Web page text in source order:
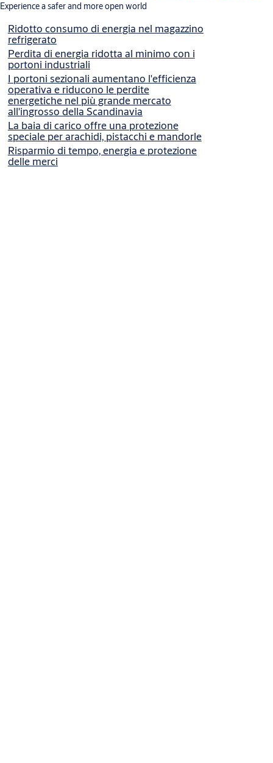
Experience a safer and more open world
Ridotto consumo di energia nel magazzino
refrigerato
Perdita di energia ridotta al minimo con i
portoni industriali
I portoni sezionali aumentano l'efficienza
operativa e riducono le perdite
energetiche nel più grande mercato
all'ingrosso della Scandinavia
La baia di carico offre una protezione
speciale per arachidi, pistacchi e mandorle
Risparmio di tempo, energia e protezione
delle merci